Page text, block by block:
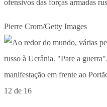
ofensivos das forças armadas
Pierre Crom/Getty Images
12 de 16